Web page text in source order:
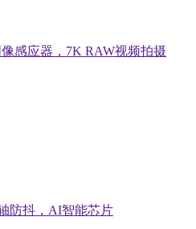
感应器，7K RAW视频拍摄
防抖，AI智能芯片